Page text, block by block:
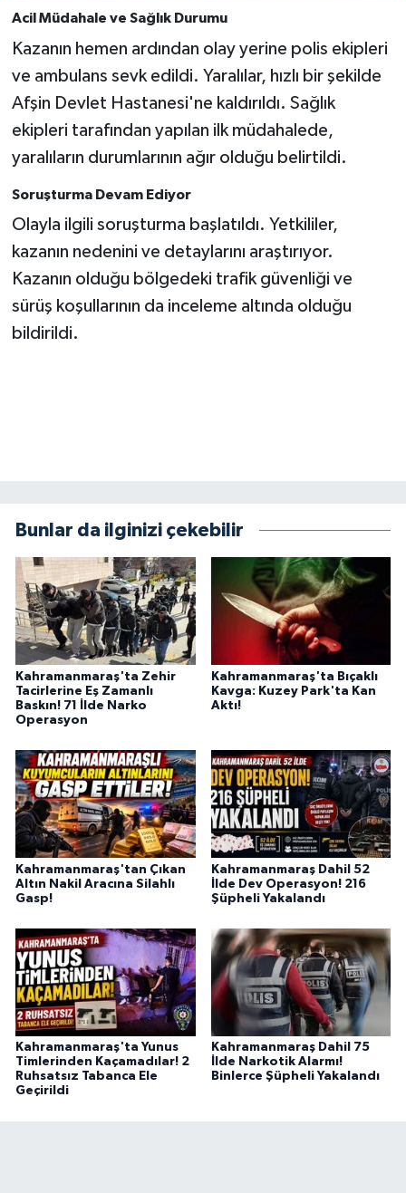
Acil Müdahale ve Sağlık Durumu
Kazanın hemen ardından olay yerine polis ekipleri
ve ambulans sevk edildi. Yaralılar, hızlı bir şekilde
Afşin Devlet Hastanesi'ne kaldırıldı. Sağlık
ekipleri tarafından yapılan ilk müdahalede,
yaralıların durumlarının ağır olduğu belirtildi.
Soruşturma Devam Ediyor
Olayla ilgili soruşturma başlatıldı. Yetkililer,
kazanın nedenini ve detaylarını araştırıyor.
Kazanın olduğu bölgedeki trafik güvenliği ve
sürüş koşullarının da inceleme altında olduğu
bildirildi.
Bunlar da ilginizi çekebilir
Kahramanmaraş'ta Zehir
Tacirlerine Eş Zamanlı
Baskın! 71 İlde Narko
Operasyon
Kahramanmaraş'ta Bıçaklı
Kavga: Kuzey Park'ta Kan
Aktı!
Kahramanmaraş'tan Çıkan
Altın Nakil Aracına Silahlı
Gasp!
Kahramanmaraş Dahil 52
İlde Dev Operasyon! 216
Şüpheli Yakalandı
Kahramanmaraş'ta Yunus
Timlerinden Kaçamadılar! 2
Ruhsatsız Tabanca Ele
Geçirildi
Kahramanmaraş Dahil 75
İlde Narkotik Alarmı!
Binlerce Şüpheli Yakalandı
ÇEK GÖNDER
KİTAP
HEDEF2020
OTOMOBİL
MİZAH
TARİH
Genel
ASAYİŞ
SEÇİM 2015
ÇEVRE
BİLİM VE TEKNOLOJİ
TANITIM
HABERDE İNSAN